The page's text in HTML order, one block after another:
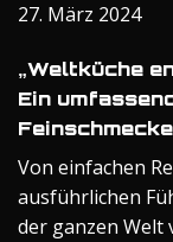
27. März 2024
„Weltküche
Ein
Von einfachen
ausführlichen
der ganzen Welt